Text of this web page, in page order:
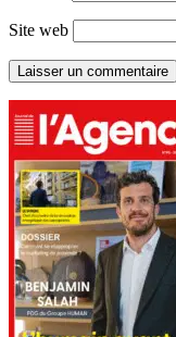
Site web